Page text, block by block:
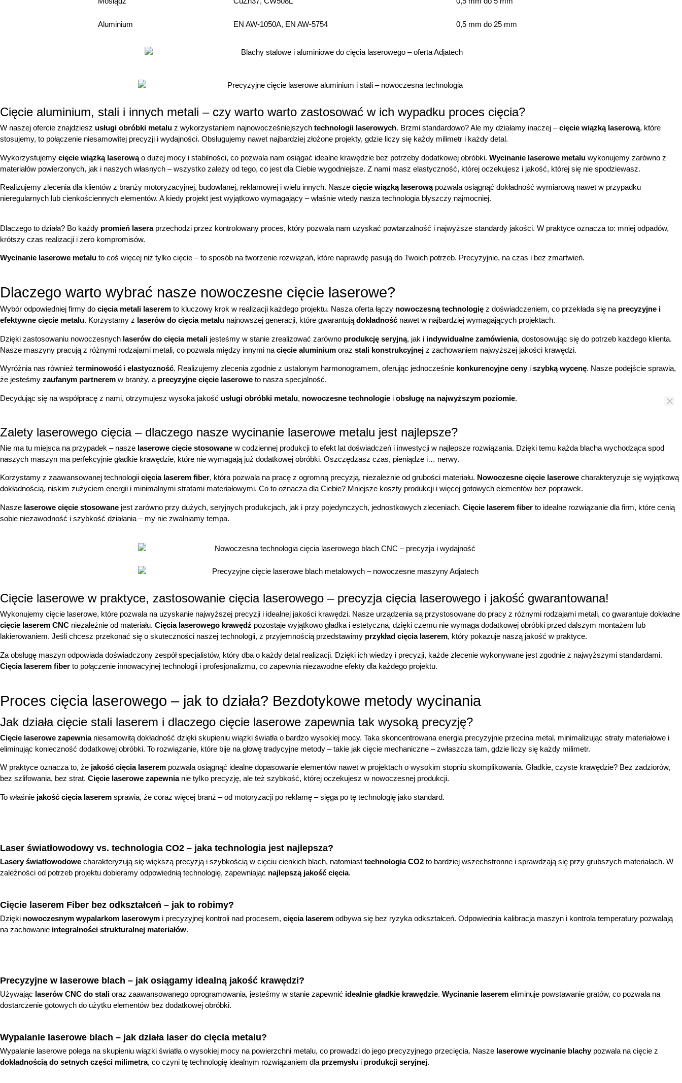
Aluminium EN AW-1050A, EN AW-5754 0,5 mm do 25 mm
Cięcie aluminium, stali i innych metali – czy warto warto zastosować w ich wypadku proces cięcia?
W naszej ofercie znajdziesz usługi obróbki metalu z wykorzystaniem najnowocześniejszych technologii laserowych. Brzmi standardowo? Ale my działamy inaczej –cięcie wiązką laserową, które
stosujemy, to połączenie niesamowitej precyzji i wydajności. Obsługujemy nawet najbardziej złożone projekty, gdzie liczy się każdy milimetr i każdy detal.
Wykorzystujemy cięcie wiązką laserowąo dużej mocy i stabilności, co pozwala nam osiągać idealne krawędzie bez potrzeby dodatkowej obróbki. Wycinanie laserowe metalu wykonujemy zarówno z
materiałów powierzonych, jak i naszych własnych – wszystko zależy od tego, co jest dla Ciebie wygodniejsze. Z nami masz elastyczność, której oczekujesz i jakość, której się nie spodziewasz.
Realizujemy zlecenia dla klientów z branży motoryzacyjnej, budowlanej, reklamowej i wielu innych. Nasze cięcie wiązką laserowąpozwala osiągnąć dokładność wymiarową nawet w przypadku
nieregularnych lub cienkościennych elementów. A kiedy projekt jest wyjątkowo wymagający – właśnie wtedy nasza technologia błyszczy najmocniej.
Dlaczego to działa? Bo każdy promień laseraprzechodzi przez kontrolowany proces, który pozwala nam uzyskać powtarzalność i najwyższe standardy jakości. W praktyce oznacza to: mniej odpadów,
krótszy czas realizacji i zero kompromisów.
Wycinanie laserowe metalu to coś więcej niż tylko cięcie – to sposób na tworzenie rozwiązań, które naprawdę pasują do Twoich potrzeb. Precyzyjnie, na czas i bez zmartwień.
Dlaczego warto wybrać nasze nowoczesne cięcie laserowe?
Wybór odpowiedniej firmy do cięcia metali laserem to kluczowy krok w realizacji każdego projektu. Nasza oferta łączy nowoczesną technologię z doświadczeniem, co przekłada się na precyzyjne i
efektywne cięcie metalu. Korzystamy z laserów do cięcia metalu najnowszej generacji, które gwarantują dokładność nawet w najbardziej wymagających projektach.
Dzięki zastosowaniu nowoczesnych laserów do cięcia metali jesteśmy w stanie zrealizować zarówno produkcję seryjną, jak i indywidualne zamówienia, dostosowując się do potrzeb każdego klienta.
Nasze maszyny pracują z różnymi rodzajami metali, co pozwala między innymi na cięcie aluminium oraz stali konstrukcyjnej z zachowaniem najwyższej jakości krawędzi.
Wyróżnia nas również terminowość i elastyczność. Realizujemy zlecenia zgodnie z ustalonym harmonogramem, oferując jednocześnie konkurencyjne cenyi szybką wycenę. Nasze podejście sprawia,
że jesteśmy zaufanym partnerem w branży, a precyzyjne cięcie laserowe to nasza specjalność.
Decydując się na współpracę z nami, otrzymujesz wysoka jakość usługi obróbki metalu, nowoczesne technologie i obsługę na najwyższym poziomie.
Zalety laserowego cięcia – dlaczego nasze wycinanie laserowe metalu jest najlepsze?
Nie ma tu miejsca na przypadek – nasze laserowe cięcie stosowane w codziennej produkcji to efekt lat doświadczeń i inwestycji w najlepsze rozwiązania. Dzięki temu każda blacha wychodząca spod
naszych maszyn ma perfekcyjnie gładkie krawędzie, które nie wymagają już dodatkowej obróbki. Oszczędzasz czas, pieniądze i… nerwy.
Korzystamy z zaawansowanej technologii cięcia laserem fiber, która pozwala na pracę z ogromną precyzją, niezależnie od grubości materiału. Nowoczesne cięcie laserowe charakteryzuje się wyjątkową
dokładnością, niskim zużyciem energii i minimalnymi stratami materiałowymi. Co to oznacza dla Ciebie? Mniejsze koszty produkcji i więcej gotowych elementów bez poprawek.
Nasze laserowe cięcie stosowane jest zarówno przy dużych, seryjnych produkcjach, jak i przy pojedynczych, jednostkowych zleceniach. Cięcie laserem fiber to idealne rozwiązanie dla firm, które cenią
sobie niezawodność i szybkość działania – my nie zwalniamy tempa.
Cięcie laserowe w praktyce, zastosowanie cięcia laserowego – precyzja cięcia laserowego i jakość gwarantowana!
Wykonujemy cięcie laserowe, które pozwala na uzyskanie najwyższej precyzji i idealnej jakości krawędzi. Nasze urządzenia są przystosowane do pracy z różnymi rodzajami metali, co gwarantuje dokładne
cięcie laserem CNC niezależnie od materiału. Cięcia laserowego krawędź pozostaje wyjątkowo gładka i estetyczna, dzięki czemu nie wymaga dodatkowej obróbki przed dalszym montażem lub
lakierowaniem. Jeśli chcesz przekonać się o skuteczności naszej technologii, z przyjemnością przedstawimy przykład cięcia laserem, który pokazuje naszą jakość w praktyce.
Za obsługę maszyn odpowiada doświadczony zespół specjalistów, który dba o każdy detal realizacji. Dzięki ich wiedzy i precyzji, każde zlecenie wykonywane jest zgodnie z najwyższymi standardami.
Cięcia laserem fiber to połączenie innowacyjnej technologii i profesjonalizmu, co zapewnia niezawodne efekty dla każdego projektu.
Proces cięcia laserowego – jak to działa? Bezdotykowe metody wycinania
Jak działa cięcie stali laserem i dlaczego cięcie laserowe zapewnia tak wysoką precyzję?
Cięcie laserowe zapewnianiesamowitą dokładność dzięki skupieniu wiązki światła o bardzo wysokiej mocy. Taka skoncentrowana energia precyzyjnie przecina metal, minimalizując straty materiałowe i
eliminując konieczność dodatkowej obróbki. To rozwiązanie, które bije na głowę tradycyjne metody – takie jak cięcie mechaniczne – zwłaszcza tam, gdzie liczy się każdy milimetr.
W praktyce oznacza to, że jakość cięcia laserem pozwala osiągnąć idealne dopasowanie elementów nawet w projektach o wysokim stopniu skomplikowania. Gładkie, czyste krawędzie? Bez zadziorów,
bez szlifowania, bez strat. Cięcie laserowe zapewnianie tylko precyzję, ale też szybkość, której oczekujesz w nowoczesnej produkcji.
To właśnie jakość cięcia laserem sprawia, że coraz więcej branż – od motoryzacji po reklamę – sięga po tę technologię jako standard.
Laser światłowodowy vs. technologia CO2 – jaka technologia jest najlepsza?
Lasery światłowodowe charakteryzują się większą precyzją i szybkością w cięciu cienkich blach, natomiast technologia CO2 to bardziej wszechstronne i sprawdzają się przy grubszych materiałach. W
zależności od potrzeb projektu dobieramy odpowiednią technologię, zapewniając najlepszą jakość cięcia.
Cięcie laserem Fiber bez odkształceń – jak to robimy?
Dzięki nowoczesnym wypalarkom laserowym i precyzyjnej kontroli nad procesem, cięcia laserem odbywa się bez ryzyka odkształceń. Odpowiednia kalibracja maszyn i kontrola temperatury pozwalają
na zachowanie integralności strukturalnej materiałów.
Precyzyjne w laserowe blach – jak osiągamy idealną jakość krawędzi?
Używając laserów CNC do stali oraz zaawansowanego oprogramowania, jesteśmy w stanie zapewnić idealnie gładkie krawędzie. Wycinanie laserem eliminuje powstawanie gratów, co pozwala na
dostarczenie gotowych do użytku elementów bez dodatkowej obróbki.
Wypalanie laserowe blach – jak działa laser do cięcia metalu?
Wypalanie laserowe polega na skupieniu wiązki światła o wysokiej mocy na powierzchni metalu, co prowadzi do jego precyzyjnego przecięcia. Nasze laserowe wycinanie blachypozwala na cięcie z
dokładnością do setnych części milimetra, co czyni tę technologię idealnym rozwiązaniem dla przemysłu i produkcji seryjnej.